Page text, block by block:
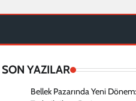
SON YAZILAR
Bellek Pazarında Yeni